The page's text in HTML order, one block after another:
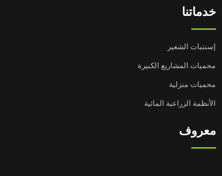
خدماتنا
إستنبات الشعير
محميات المشاريع الكبيرة
محميات منزلية
الأنظمة الزراعية المائية
معروف